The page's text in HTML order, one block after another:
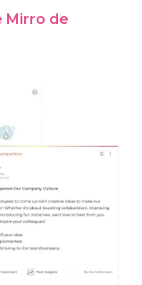
Mirro de